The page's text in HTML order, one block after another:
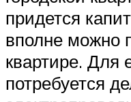
придется
вполне можно
квартире. Для
потребуется